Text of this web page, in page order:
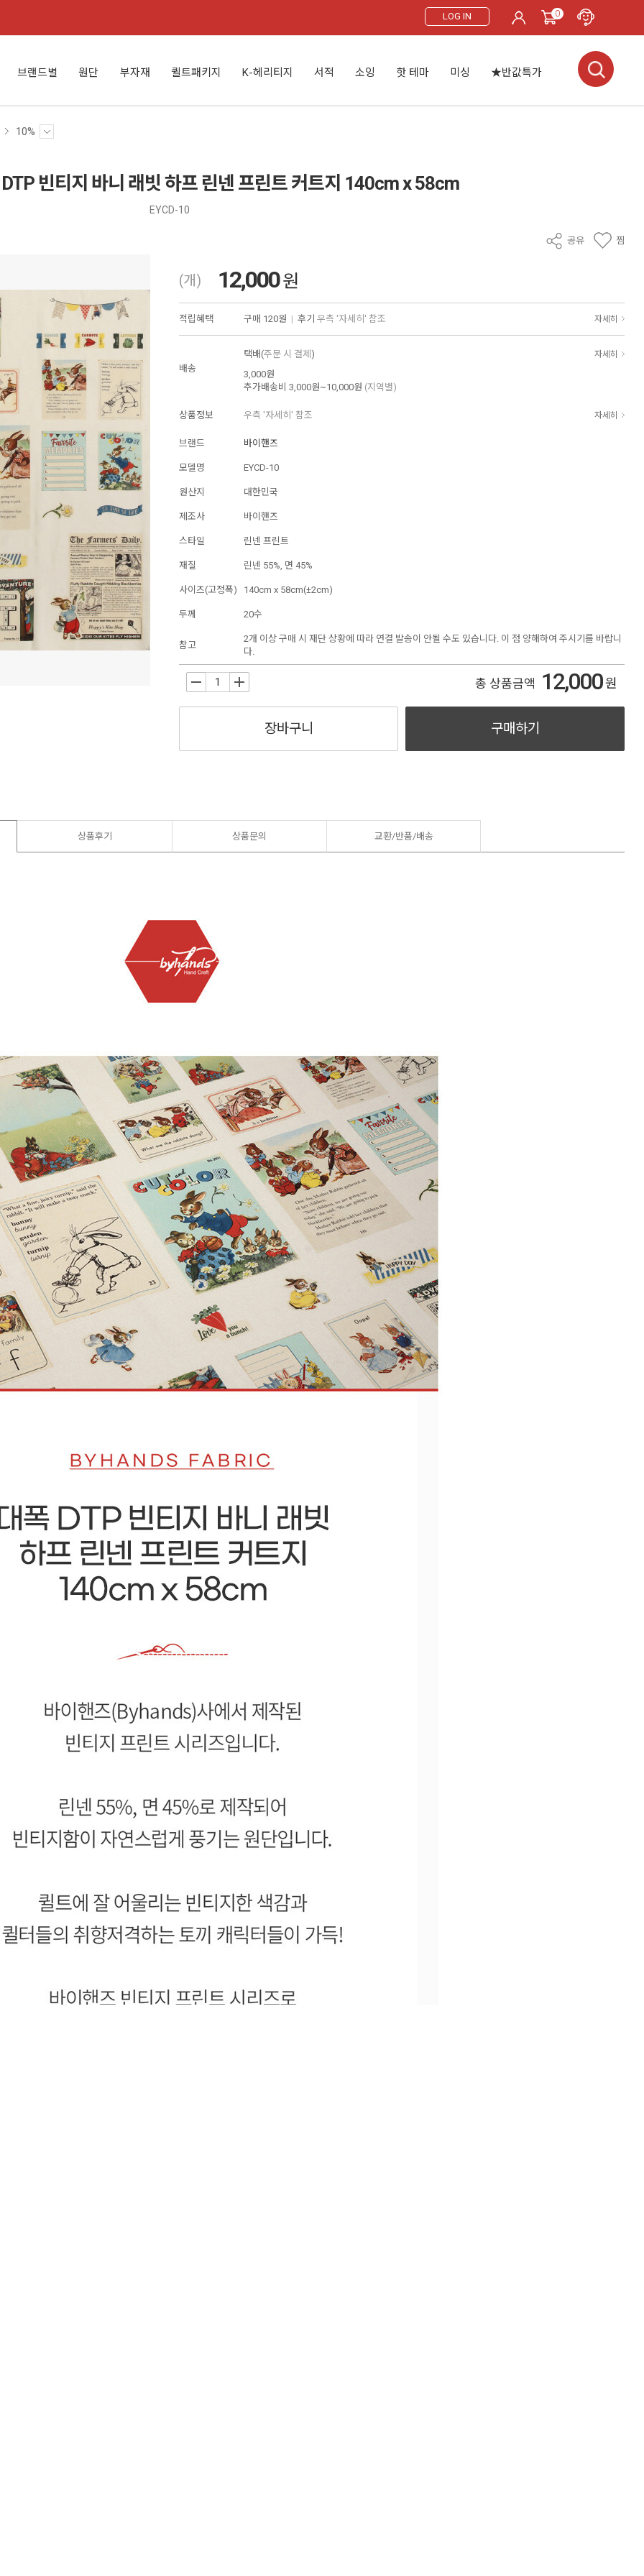
LOG IN 0
브랜드별 원단 부자재 퀼트패키지 K-헤리티지 서적 소잉 핫 테마 미싱 ★반값특가
10%
빈티지 바니 래빗 하프 린넨 프린트 커트지 140cm x 58cm
EYCD-10
공유 찜
(개) 12,000원
적립혜택 구매 120원 | 후기 우측 '자세히' 참조 자세히
배송
택배(주문 시 결제 ) 자세히
3,000원
추가배송비 3,000원~10,000원 (지역별)
상품정보 우측 '자세히' 참조 자세히
브랜드 바이핸즈
모델명 EYCD-10
원산지 대한민국
제조사 바이핸즈
스타일 린넨 프린트
재질 린넨 55%, 면 45%
사이즈(고정폭) 140cm x 58cm(±2cm)
두께 20수
참고
2개 이상 구매 시 재단 상황에 따라 연결 발송이 안될 수도 있습니다. 이 점 양해하여 주시기를 바랍니
다.
+ 총 상품금액 12,000원
장바구니 구매하기
상품후기 상품문의 교환/반품/배송